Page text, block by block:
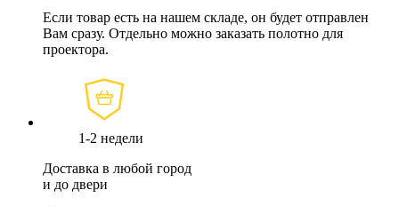
Если товар есть на нашем складе, он будет отправлен
Вам сразу. Отдельно можно заказать полотно для
проектора.
1-2 недели
Доставка в любой город
и до двери